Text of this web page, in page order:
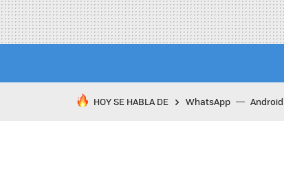
HOY SE HABLA DE WhatsApp Android